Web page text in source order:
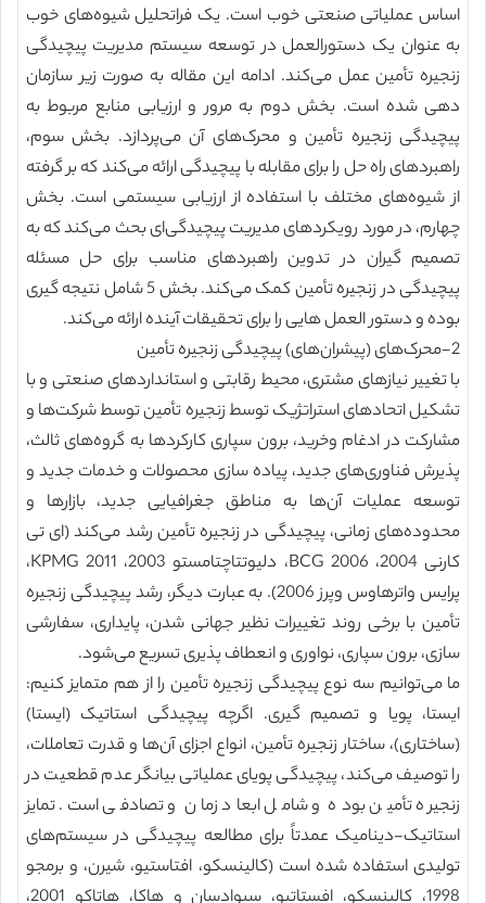
اساس عملیاتی صنعتی خوب است. یک فراتحلیل شیوه‌های خوب
به عنوان یک دستورالعمل در توسعه سیستم مدیریت پیچیدگی
زنجیره تأمین عمل می‌کند. ادامه این مقاله به صورت زیر سازمان
دهی شده است. بخش دوم به مرور و ارزیابی منابع مربوط به
پیچیدگی زنجیره تأمین و محرک‌های آن می‌پردازد. بخش سوم،
راهبردهای راه حل را برای مقابله با پیچیدگی ارائه می‌کند که بر گرفته
از شیوه‌های مختلف با استفاده از ارزیابی سیستمی است. بخش
چهارم، در مورد رویکردهای مدیریت پیچیدگی‌ای بحث می‌کند که به
تصمیم گیران در تدوین راهبردهای مناسب برای حل مسئله
پیچیدگی در زنجیره تأمین کمک می‌کند. بخش 5 شامل نتیجه گیری
بوده و دستور العمل هایی را برای تحقیقات آینده ارائه می‌کند.
2-محرک‌های (پیشران‌های) پیچیدگی زنجیره تأمین
با تغییر نیازهای مشتری، محیط رقابتی و استانداردهای صنعتی و با
تشکیل اتحادهای استراتژیک توسط زنجیره تأمین توسط شرکت‌ها و
مشارکت در ادغام وخرید، برون سپاری کارکردها به گروه‌های ثالث،
پذیرش فناوری‌های جدید، پیاده سازی محصولات و خدمات جدید و
توسعه عملیات آن‌ها به مناطق جغرافیایی جدید، بازارها و
محدوده‌های زمانی، پیچیدگی در زنجیره تأمین رشد می‌کند (ای تی
کارنی 2004، BCG 2006، دلیوتتاچتامستو 2003، KPMG 2011،
پرایس واترهاوس وپرز 2006). به عبارت دیگر، رشد پیچیدگی زنجیره
تأمین با برخی روند تغییرات نظیر جهانی شدن، پایداری، سفارشی
سازی، برون سپاری، نواوری و انعطاف پذیری تسریع می‌شود.
ما می‌توانیم سه نوع پیچیدگی زنجیره تأمین را از هم متمایز کنیم:
ایستا، پویا و تصمیم گیری. اگرچه پیچیدگی استاتیک (ایستا)
(ساختاری)، ساختار زنجیره تأمین، انواع اجزای آن‌ها و قدرت تعاملات،
را توصیف می‌کند، پیچیدگی پویای عملیاتی بیانگر عدم قطعیت در
زنجیره تأمین بوده و شامل ابعاد زمان و تصادفی است. تمایز
استاتیک-دینامیک عمدتاً برای مطالعه پیچیدگی در سیستم‌های
تولیدی استفاده شده است (کالینسکو، افتاستیو، شیرن، و برمجو